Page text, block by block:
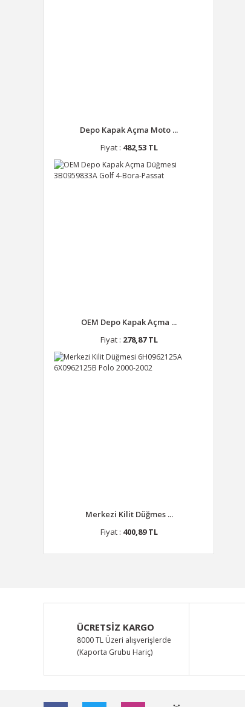
Depo Kapak Açma Moto ...
Fiyat : 482,53 TL
OEM Depo Kapak Açma ...
Fiyat : 278,87 TL
Merkezi Kilit Düğmes ...
Fiyat : 400,89 TL
ÜCRETSİZ KARGO
8000 TL Üzeri alışverişlerde
(Kaporta Grubu Hariç)